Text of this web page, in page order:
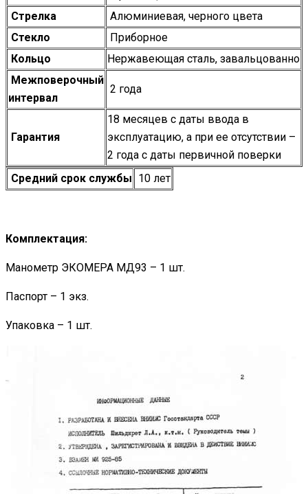
Стрелка
Алюминиевая, черного цвета
Стекло
Приборное
Кольцо
Нержавеющая сталь, завальцованно
Межповерочный
интервал
2 года
Гарантия
18 месяцев с даты ввода в
эксплуатацию, а при ее отсутствии –
2 года с даты первичной поверки
Средний срок службы 10 лет
Комплектация:
Манометр ЭКОМЕРА МД93 – 1 шт.
Паспорт – 1 экз.
Упаковка – 1 шт.